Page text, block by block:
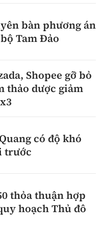
bàn phương án
Tam Đảo
Shopee gỡ bỏ
thảo dược giảm
có độ khó
trước
thỏa thuận hợp
hoạch Thủ đô